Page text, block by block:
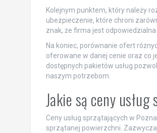
Kolejnym punktem, który należy
ubezpieczenie, które chroni
znak, że firma jest
Na koniec, porównanie ofert
oferowane w danej cenie oraz co
dostępnych pakietów usług
naszym potrzebom.
Jakie są ceny
Ceny usług sprzątających w
sprzątanej powierzchni.